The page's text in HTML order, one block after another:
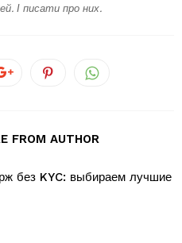
І писати про них.
FROM AUTHOR
без KYC: выбираем лучшие